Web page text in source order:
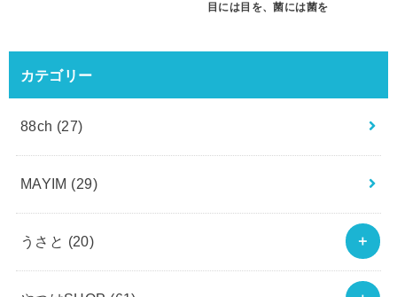
目には目を、菌には菌を
カテゴリー
88ch (27)
MAYIM (29)
うさと (20)